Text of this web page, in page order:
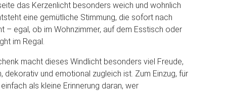
das Kerzenlicht besonders weich und wohnlich
eine gemütliche Stimmung, die sofort nach
– egal, ob im Wohnzimmer, auf dem Esstisch oder
im Regal.
macht dieses Windlicht besonders viel Freude,
dekorativ und emotional zugleich ist. Zum Einzug, für
als kleine Erinnerung daran, wer